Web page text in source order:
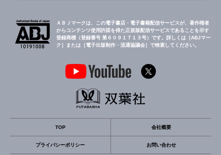
ＡＢＪマークは、この電子書店・電子書籍配信サービスが、著作権者
からコンテンツ使用許諾を得た正規版配信サービスであることを示す
登録商標（登録番号 第６０９１７１３号）です。詳しくは［ABJマー
ク］または［電子出版制作・流通協議会］で検索してください。
TOP 会社概要
プライバシーポリシー お問い合わせ